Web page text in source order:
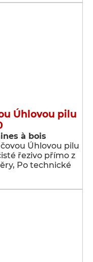
Úhlovou pilu
à bois
Úhlovou pilu
řezivo přímo z
Po technické